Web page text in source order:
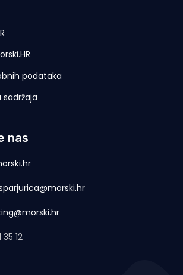
podataka
sadržaja
nas
35 12